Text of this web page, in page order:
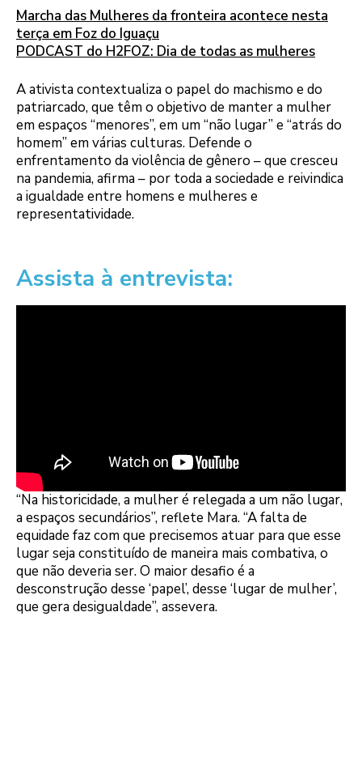
Marcha das Mulheres da fronteira acontece nesta
terça em Foz do Iguaçu
PODCAST do H2FOZ: Dia de todas as mulheres
A ativista contextualiza o papel do machismo e do
patriarcado, que têm o objetivo de manter a mulher
em espaços “menores”, em um “não lugar” e “atrás do
homem” em várias culturas. Defende o
enfrentamento da violência de gênero – que cresceu
na pandemia, afirma – por toda a sociedade e reivindica
a igualdade entre homens e mulheres e
representatividade.
Assista à entrevista:
“Na historicidade, a mulher é relegada a um não lugar,
a espaços secundários”, reflete Mara. “A falta de
equidade faz com que precisemos atuar para que esse
lugar seja constituído de maneira mais combativa, o
que não deveria ser. O maior desafio é a
desconstrução desse ‘papel’, desse ‘lugar de mulher’,
que gera desigualdade”, assevera.